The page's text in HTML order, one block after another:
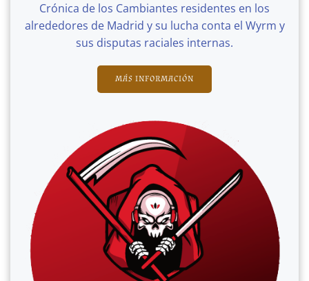
Crónica de los Cambiantes residentes en los
alrededores de Madrid y su lucha conta el Wyrm y
sus disputas raciales internas.
MÁS INFORMACIÓN